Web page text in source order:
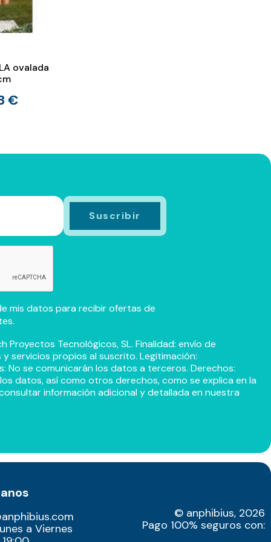
ovalada
€
mis datos para recibir ofertas de
Proyectos Tecnológicos, SL. Finalidad: envío de
servicios propios al suscrito. Legitimación:
No se comunicarán los datos a terceros. Derechos:
datos, así como otros derechos, como se explica en la
información adicional y detallada en nuestra
a Viernes
© anphibius, 2026
Pago 100% seguros con: